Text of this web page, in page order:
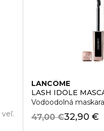
veľ.
LANCÔME
LASH IDÔLE
Vodoodolná maskara
32,90 €
47,00 €